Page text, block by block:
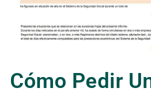
Cómo Pedir